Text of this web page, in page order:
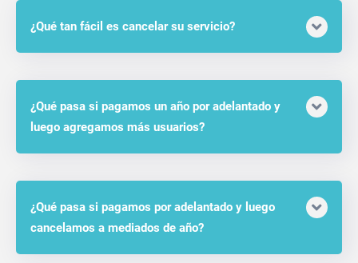
¿Qué tan fácil es cancelar su servicio?
¿Qué pasa si pagamos un año por adelantado y
luego agregamos más usuarios?
¿Qué pasa si pagamos por adelantado y luego
cancelamos a mediados de año?